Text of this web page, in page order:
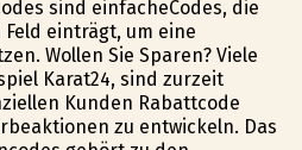
sind einfacheCodes, die
einträgt, um eine
Wollen Sie Sparen? Viele
Karat24, sind zurzeit
Kunden Rabattcode
zu entwickeln. Das